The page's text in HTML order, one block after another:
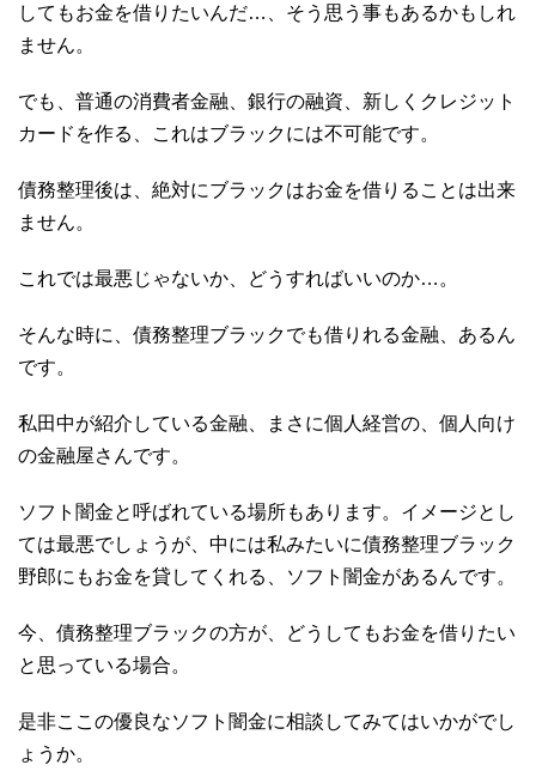
してもお金を借りたいんだ…、そう思う事もあるかもしれ
ません。
でも、普通の消費者金融、銀行の融資、新しくクレジット
カードを作る、これはブラックには不可能です。
債務整理後は、絶対にブラックはお金を借りることは出来
ません。
これでは最悪じゃないか、どうすればいいのか…。
そんな時に、債務整理ブラックでも借りれる金融、あるん
です。
私田中が紹介している金融、まさに個人経営の、個人向け
の金融屋さんです。
ソフト闇金と呼ばれている場所もあります。イメージとし
ては最悪でしょうが、中には私みたいに債務整理ブラック
野郎にもお金を貸してくれる、ソフト闇金があるんです。
今、債務整理ブラックの方が、どうしてもお金を借りたい
と思っている場合。
是非ここの優良なソフト闇金に相談してみてはいかがでし
ょうか。